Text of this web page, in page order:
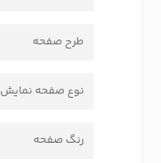
طرح صفحه
نوع صفحه نمایش
رنگ صفحه